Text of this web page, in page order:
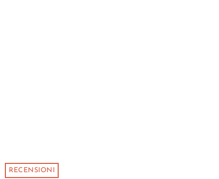
RECENSIONI